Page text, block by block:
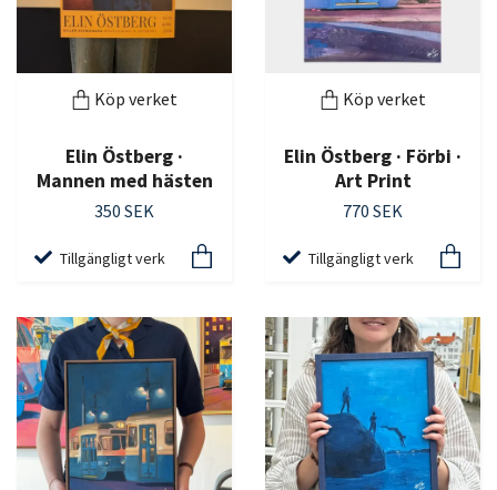
Köp verket
Elin Östberg ·
Mannen med hästen
350 SEK
Tillgängligt verk
Köp verket
Elin Östberg · Förbi ·
Art Print
770 SEK
Tillgängligt verk